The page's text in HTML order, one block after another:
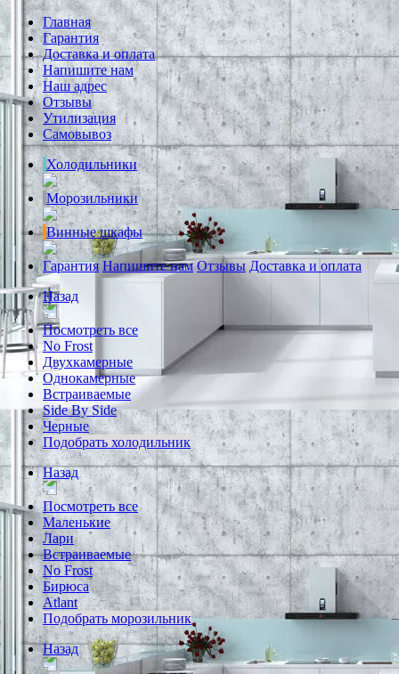
Главная
Гарантия
Доставка и оплата
Напишите нам
Наш адрес
Отзывы
Утилизация
Самовывоз
Холодильники
Морозильники
Винные шкафы
Гарантия Напишите нам Отзывы Доставка и оплата
Назад
Посмотреть все
No Frost
Двухкамерные
Однокамерные
Встраиваемые
Side By Side
Черные
Подобрать холодильник
Назад
Посмотреть все
Маленькие
Лари
Встраиваемые
No Frost
Бирюса
Atlant
Подобрать морозильник
Назад